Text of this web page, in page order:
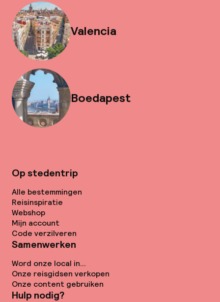
Valencia
Boedapest
Op stedentrip
Alle bestemmingen
Reisinspiratie
Webshop
Mijn account
Code verzilveren
Samenwerken
Word onze local in...
Onze reisgidsen verkopen
Onze content gebruiken
Hulp nodig?